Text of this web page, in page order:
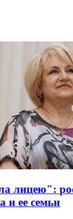
лицею":
и ее семьи